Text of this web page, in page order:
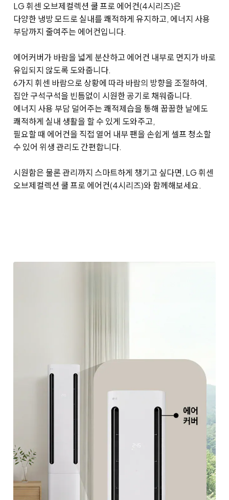
LG 휘센 오브제컬렉션 쿨 프로 에어컨(4시리즈)은
다양한 냉방 모드로 실내를 쾌적하게 유지하고, 에너지 사용
부담까지 줄여주는 에어컨입니다.
에어커버가 바람을 넓게 분산하고 에어컨 내부로 먼지가 바로
유입되지 않도록 도와줍니다.
6가지 휘센 바람으로 상황에 따라 바람의 방향을 조절하여,
집안 구석구석을 빈틈없이 시원한 공기로 채워줍니다.
에너지 사용 부담 덜어주는 쾌적제습을 통해 꿉꿉한 날에도
쾌적하게 실내 생활을 할 수 있게 도와주고,
필요할 때 에어컨을 직접 열어 내부 팬을 손쉽게 셀프 청소할
수 있어 위생 관리도 간편합니다.
시원함은 물론 관리까지 스마트하게 챙기고 싶다면, LG 휘센
오브제컬렉션 쿨 프로 에어컨(4시리즈)와 함께해보세요.